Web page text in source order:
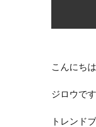
こんにちは
ジロウです
トレンド